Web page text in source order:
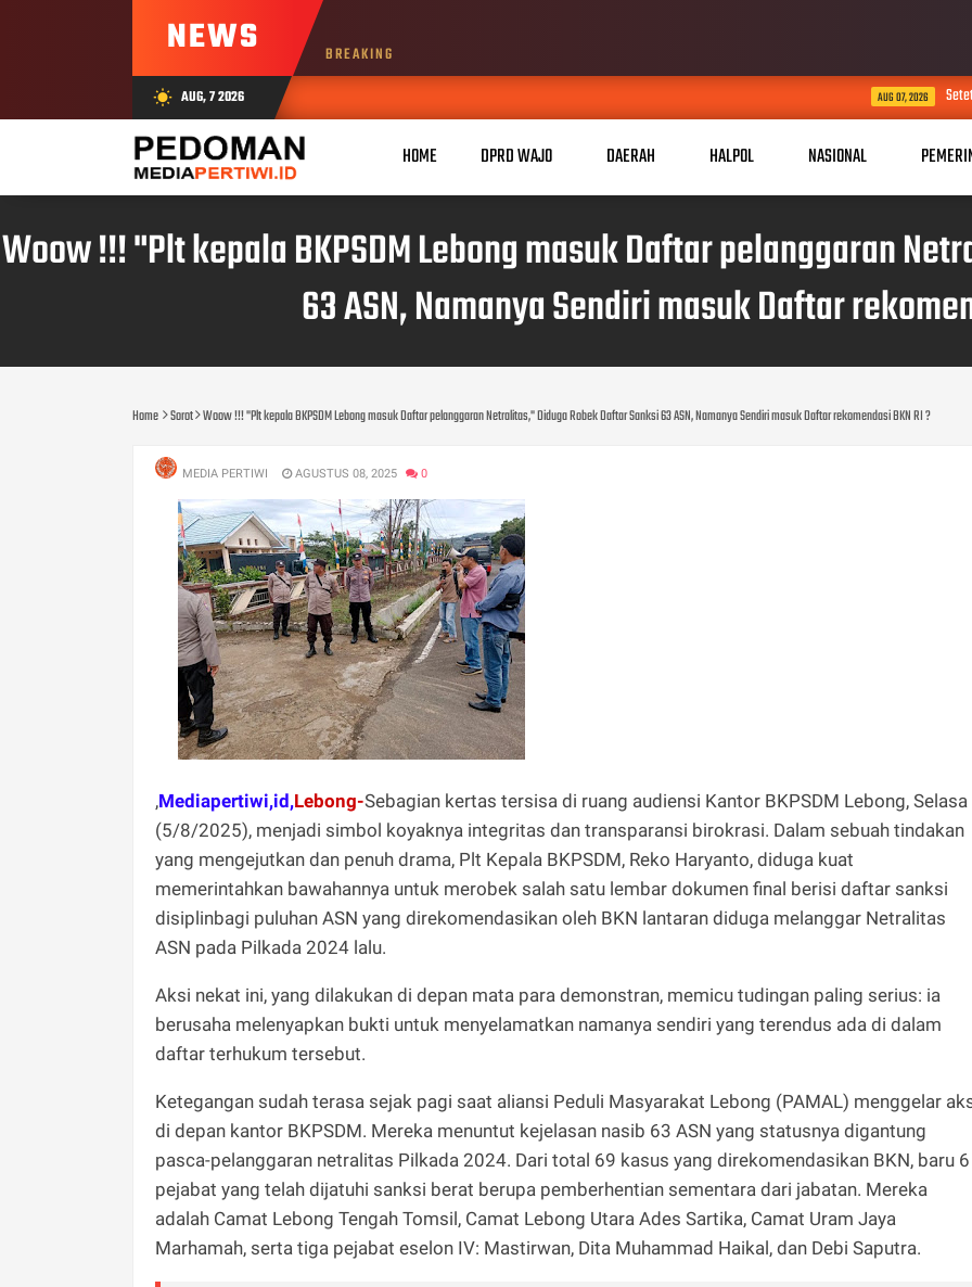
NEWS BREAKING
wb_sunny AUG, 7 2026 Setetes Harapan di
HOME DPRD WAJO DAERAH HALPOL NASIONAL
Woow !!! "Plt kepala BKPSDM Lebong masuk Daftar pelanggaran
63 ASN, Namanya Sendiri masuk Daftar
Home Sorot Woow !!! "Plt kepala BKPSDM Lebong masuk Daftar pelanggaran Netralitas," Diduga Robek Daftar Sanksi 63 ASN, Namanya Sendiri masuk Daftar rekomendasi BKN RI ?
MEDIA PERTIWI AGUSTUS 08, 2025 0
,Mediapertiwi,id,Lebong-Sebagian kertas tersisa di ruang audiensi Kantor BKPSDM Lebong, Selasa
(5/8/2025), menjadi simbol koyaknya integritas dan transparansi birokrasi. Dalam sebuah tindakan
yang mengejutkan dan penuh drama, Plt Kepala BKPSDM, Reko Haryanto, diduga kuat
memerintahkan bawahannya untuk merobek salah satu lembar dokumen final berisi daftar sanksi
disiplinbagi puluhan ASN yang direkomendasikan oleh BKN lantaran diduga melanggar Netralitas
ASN pada Pilkada 2024 lalu.
Aksi nekat ini, yang dilakukan di depan mata para demonstran, memicu tudingan paling serius: ia
berusaha melenyapkan bukti untuk menyelamatkan namanya sendiri yang terendus ada di dalam
daftar terhukum tersebut.
Ketegangan sudah terasa sejak pagi saat aliansi Peduli Masyarakat Lebong (PAMAL) menggelar
di depan kantor BKPSDM. Mereka menuntut kejelasan nasib 63 ASN yang statusnya digantung
pasca-pelanggaran netralitas Pilkada 2024. Dari total 69 kasus yang direkomendasikan BKN, baru 6
pejabat yang telah dijatuhi sanksi berat berupa pemberhentian sementara dari jabatan. Mereka
adalah Camat Lebong Tengah Tomsil, Camat Lebong Utara Ades Sartika, Camat Uram Jaya
Marhamah, serta tiga pejabat eselon IV: Mastirwan, Dita Muhammad Haikal, dan Debi Saputra.